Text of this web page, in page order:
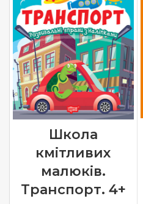
Школа
кмітливих
малюків.
Транспорт. 4+